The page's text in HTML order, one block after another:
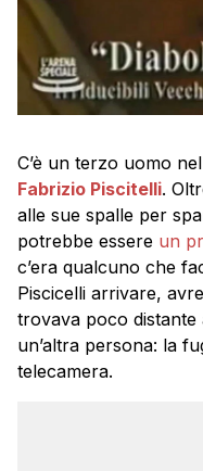
C’è un terzo uomo
Fabrizio Piscitelli.
alle sue spalle per
potrebbe essere un
c’era qualcuno che
Piscicelli arrivare,
trovava poco
un’altra persona: la
telecamera.